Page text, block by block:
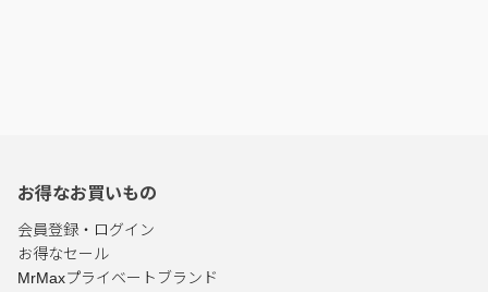
お得なお買いもの
会員登録・ログイン
お得なセール
MrMaxプライベートブランド